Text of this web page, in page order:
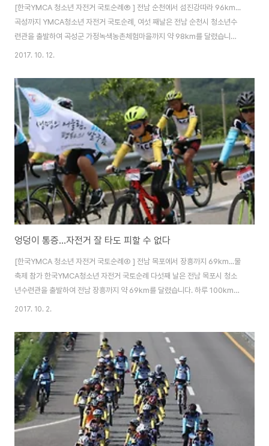
[한국YMCA 청소년 자전거 국토순례⑥ ] 전남 순천에서 섬진강따라 96km...
곡성까지 YMCA청소년 자전거 국토순례, 여섯 째날은 전남 순천시 청소년수
련관을 출발하여 곡성군 가정녹색농촌체험마을까지 약 98km를 달렸습니다.
순천에서 곡성까지 가장 빠른 자전거길을 이용하면 32km만 달리면 가정녹색
니 광양과 하동 그리고 구례를 거쳐가는 섬진강길로 코스를 정해졌습니다. 전
날 산속에 있는 순천시청소년수련관까지 업힐 구간을 오르느라 고생을 하였습
니다만, 대신 여섯 째날은 가벼운 다운힐 구간으로 시작할 수 있었습니다. 하지
만 그런 즐거운 라이딩이 계속되지는 않았습니다. 오전에만 순천을 출발하여
광양을 거쳐 하동으로 넘어가는 동안 '매치..
2017. 10. 12.
엉덩이 통증...자전거 잘 타도 피할 수 없다
[한국YMCA 청소년 자전거 국토순례④ ] 전남 목포에서 장흥까지 69km...물
축제 참가 한국YMCA청소년 자전거 국토순례 다섯째 날은 전남 목포시 청소
년수련관을 출발하여 전남 장흥까지 약 69km를 달렸습니다. 하루 100km를
넘나드는 강행군을 하다 69km로 줄어든 것은 순전히 숙박지 때문입니다.
줄어들었습니다. 사전 답사를 하면서 하루 라이딩 거리가 짧아졌기 때문에 그
시간 만큼 휴식을 겸한 체험 활동으로 장흥 물축제에 참가하는 것으로 계획을
세웠습니다. 장흥 토요시장 물축제에 참가하고 약 6km 정도만 이동하면 다음
숙박 장소라서 안성맞춤의 계획이 되었습니다. 매일 변함없는 일과의 반복. 아
침 6시에 일어나 7시부터..
2017. 10. 2.